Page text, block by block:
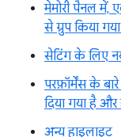
मेमोरी पैनल में,
से ग्रुप किया
सेटिंग के लिए
परफ़ॉर्मेंस के
दिया गया है
अन्य हाइलाइट